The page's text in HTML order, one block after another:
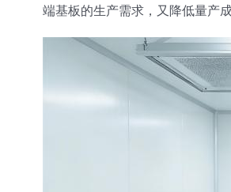
端基板的生产需求，又降低量产